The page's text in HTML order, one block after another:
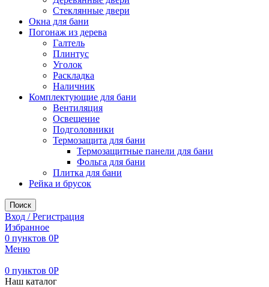
Стеклянные двери
Окна для бани
Погонаж из дерева
Галтель
Плинтус
Уголок
Раскладка
Наличник
Комплектующие для бани
Вентиляция
Освещение
Подголовники
Термозащита для бани
Термозащитные панели для бани
Фольга для бани
Плитка для бани
Рейка и брусок
Поиск
Вход / Регистрация
Избранное
0 пунктов 0Р
Меню
0 пунктов 0Р
Наш каталог